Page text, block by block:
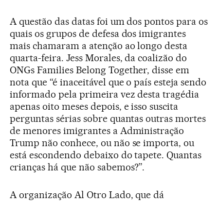
A questão das datas foi um dos pontos para os
quais os grupos de defesa dos imigrantes
mais chamaram a atenção ao longo desta
quarta-feira. Jess Morales, da coalizão do
ONGs Families Belong Together, disse em
nota que “é inaceitável que o país esteja sendo
informado pela primeira vez desta tragédia
apenas oito meses depois, e isso suscita
perguntas sérias sobre quantas outras mortes
de menores imigrantes a Administração
Trump não conhece, ou não se importa, ou
está escondendo debaixo do tapete. Quantas
crianças há que não sabemos?”.
A organização Al Otro Lado, que dá